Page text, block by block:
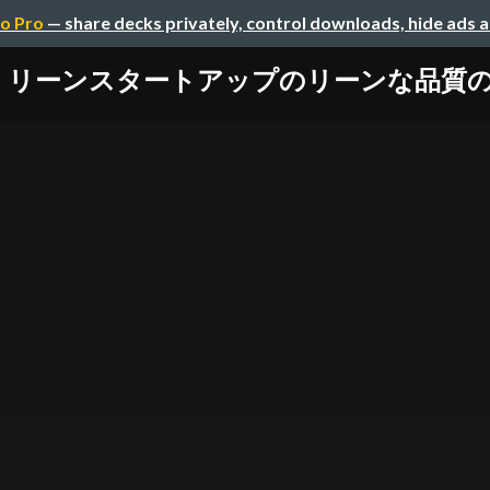
Pro — share decks privately, control downloads, hide ads
リーンスタートアップのリーンな品質